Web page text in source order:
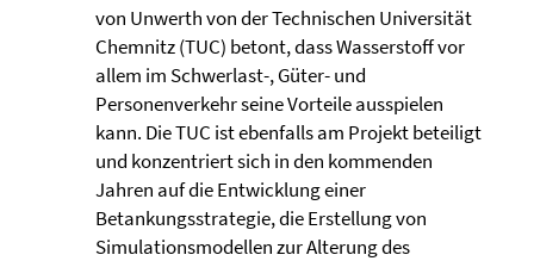
von Unwerth von der Technischen Universität
Chemnitz (TUC) betont, dass Wasserstoff vor
allem im Schwerlast-, Güter- und
Personenverkehr seine Vorteile ausspielen
kann. Die TUC ist ebenfalls am Projekt beteiligt
und konzentriert sich in den kommenden
Jahren auf die Entwicklung einer
Betankungsstrategie, die Erstellung von
Simulationsmodellen zur Alterung des